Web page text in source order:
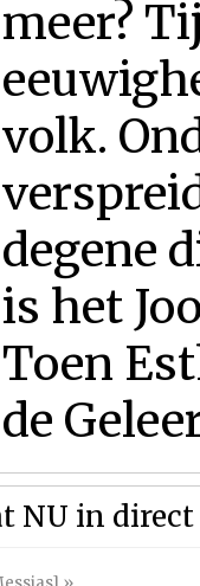
meer?
volk.
degene
is het
Toen
de
NU in